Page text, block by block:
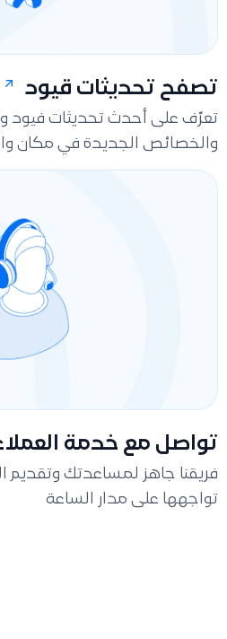
تصفح تحديثات قيود
تعرّف على أحدث تحديثات فيود
والخصائص الجديدة في مكان
تواصل مع خدمة
فريقنا جاهز لمساعدتك وتقديم
تواجهها على مدار الساعة